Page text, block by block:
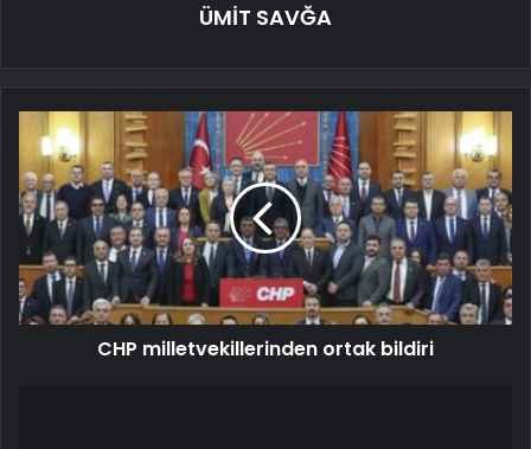
ÜMİT SAVĞA
CHP milletvekillerinden ortak bildiri